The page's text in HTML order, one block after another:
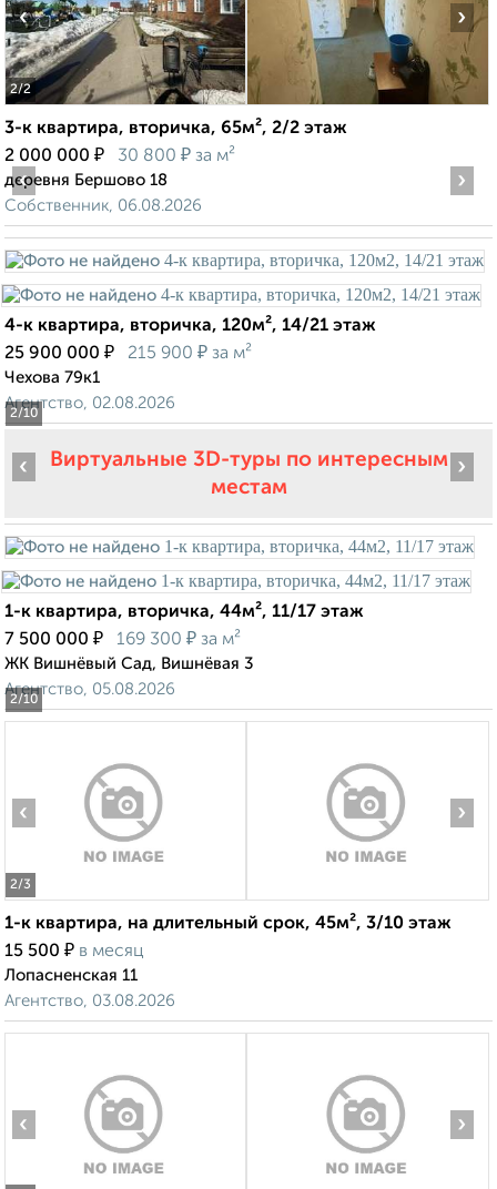
2/2
‹ ›
3-к квартира, вторичка, 65м², 2/2 этаж
2 000 000 ₽ 30 800 ₽ за м²
деревня Бершово 18
Собственник, 06.08.2026
2/10
‹ ›
4-к квартира, вторичка, 120м², 14/21 этаж
25 900 000 ₽ 215 900 ₽ за м²
Чехова 79к1
Агентство, 02.08.2026
Виртуальные 3D-туры по интересным
местам
2/10
‹ ›
1-к квартира, вторичка, 44м², 11/17 этаж
7 500 000 ₽ 169 300 ₽ за м²
ЖК Вишнёвый Сад, Вишнёвая 3
Агентство, 05.08.2026
2/3
‹ ›
1-к квартира, на длительный срок, 45м², 3/10 этаж
15 500 ₽ в месяц
Лопасненская 11
Агентство, 03.08.2026
‹ ›